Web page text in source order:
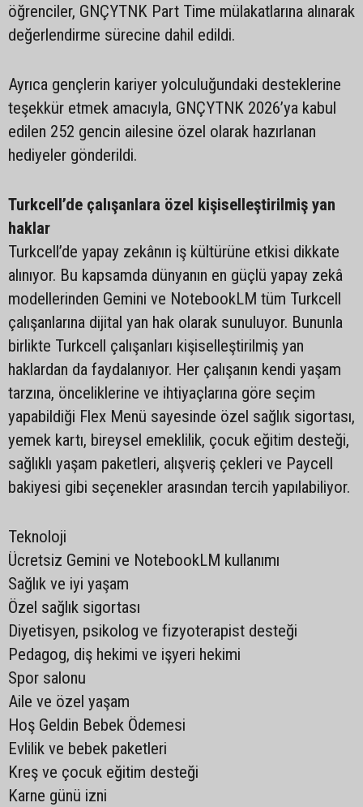
öğrenciler, GNÇYTNK Part Time mülakatlarına alınarak
değerlendirme sürecine dahil edildi.
Ayrıca gençlerin kariyer yolculuğundaki desteklerine
teşekkür etmek amacıyla, GNÇYTNK 2026’ya kabul
edilen 252 gencin ailesine özel olarak hazırlanan
hediyeler gönderildi.
Turkcell’de çalışanlara özel kişiselleştirilmiş yan
haklar
Turkcell’de yapay zekânın iş kültürüne etkisi dikkate
alınıyor. Bu kapsamda dünyanın en güçlü yapay zekâ
modellerinden Gemini ve NotebookLM tüm Turkcell
çalışanlarına dijital yan hak olarak sunuluyor. Bununla
birlikte Turkcell çalışanları kişiselleştirilmiş yan
haklardan da faydalanıyor. Her çalışanın kendi yaşam
tarzına, önceliklerine ve ihtiyaçlarına göre seçim
yapabildiği Flex Menü sayesinde özel sağlık sigortası,
yemek kartı, bireysel emeklilik, çocuk eğitim desteği,
sağlıklı yaşam paketleri, alışveriş çekleri ve Paycell
bakiyesi gibi seçenekler arasından tercih yapılabiliyor.
Teknoloji
Ücretsiz Gemini ve NotebookLM kullanımı
Sağlık ve iyi yaşam
Özel sağlık sigortası
Diyetisyen, psikolog ve fizyoterapist desteği
Pedagog, diş hekimi ve işyeri hekimi
Spor salonu
Aile ve özel yaşam
Hoş Geldin Bebek Ödemesi
Evlilik ve bebek paketleri
Kreş ve çocuk eğitim desteği
Karne günü izni